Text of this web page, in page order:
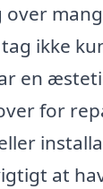
ikke
en
for
at